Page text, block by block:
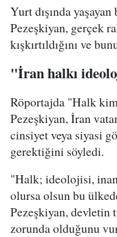
Yurt dışında
Pezeşkiyan, gerçek
kışkırtıldığını ve
"İran halkı
Röportajda "Halk
Pezeşkiyan, İran
cinsiyet veya siyasi
gerektiğini söyledi.
"Halk; ideolojisi,
olursa olsun bu
Pezeşkiyan, devletin
zorunda olduğunu